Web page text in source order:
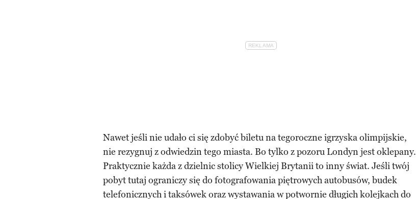
Nawet jeśli nie udało ci się zdobyć biletu na tegoroczne igrzyska olimpijskie,
nie rezygnuj z odwiedzin tego miasta. Bo tylko z pozoru Londyn jest oklepany.
Praktycznie każda z dzielnic stolicy Wielkiej Brytanii to inny świat. Jeśli twój
pobyt tutaj ograniczy się do fotografowania piętrowych autobusów, budek
telefonicznych i taksówek oraz wystawania w potwornie długich kolejkach do